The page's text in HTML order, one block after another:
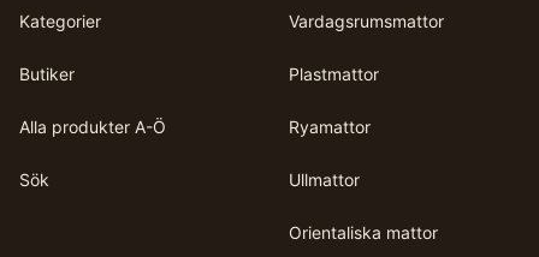
Kategorier
Butiker
Alla produkter A-Ö
Sök
Vardagsrumsmattor
Plastmattor
Ryamattor
Ullmattor
Orientaliska mattor